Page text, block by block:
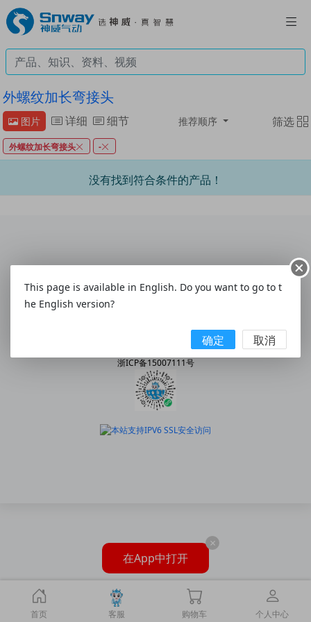
外螺纹加长弯接头
图片 详细 细节 推荐顺序 筛选
外螺纹加长弯接头 -
没有找到符合条件的产品！
关于我们 | 配送方式 | 付款方式 | 购物帮助 | 售后服务
热线:4008-292-877 | 电话:0577-61786628
© 2010 - 2026 snway.cn All Rights Reserved.
乐清市神威气动有限公司
浙ICP备15007111号
首页 客服 购物车 个人中心
在App中打开
×
This page is available in English. Do you want to go to t
he English version?
确定 取消